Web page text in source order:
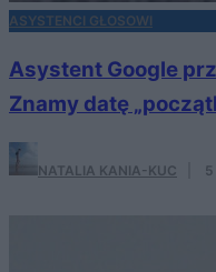
ASYSTENCI GŁOSOWI
Asystent Google
Znamy datę
NATALIA KANIA-KUC 5